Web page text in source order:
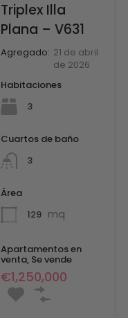
Triplex Illa
Plana – V631
Agregado: 21 de abril
de 2026
Habitaciones
3
Cuartos de baño
3
Área
129 mq
Apartamentos en
venta, Se vende
€1,250,000